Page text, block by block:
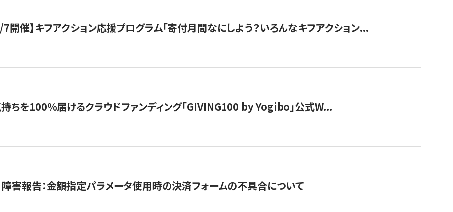
開催】キフアクション応援プログラム「寄付月間なにしよう？いろんなキフアクション...
ちを100％届けるクラウドファンディング「GIVING100 by Yogibo」公式W...
障害報告：金額指定パラメータ使用時の決済フォームの不具合について